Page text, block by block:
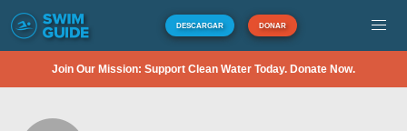
DESCARGAR DONAR
Join Our Mission: Support Clean Water Today. Donate Now.